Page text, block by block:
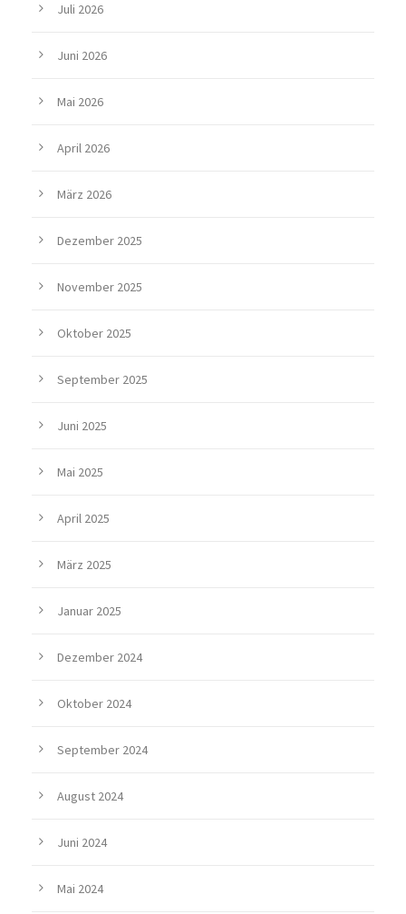
Juli 2026
Juni 2026
Mai 2026
April 2026
März 2026
Dezember 2025
November 2025
Oktober 2025
September 2025
Juni 2025
Mai 2025
April 2025
März 2025
Januar 2025
Dezember 2024
Oktober 2024
September 2024
August 2024
Juni 2024
Mai 2024